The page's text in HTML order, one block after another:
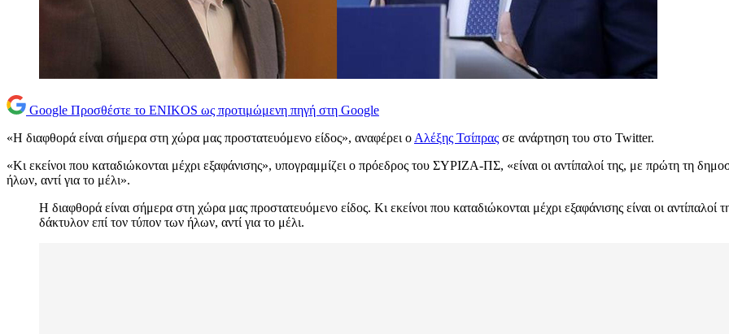
Google Προσθέστε το ENIKOS ως προτιμώμενη πηγή στη Google
«Η διαφθορά είναι σήμερα στη χώρα μας προστατευόμενο είδος», αναφέρει ο Αλέξης Τσίπρας σε ανάρτηση του στο Twitter.
«Κι εκείνοι που καταδιώκονται μέχρι εξαφάνισης», υπογραμμίζει ο πρόεδρος του ΣΥΡΙΖΑ-ΠΣ, «είναι οι αντίπαλοί της, με πρώτη τη
ήλων, αντί για το μέλι».
Η διαφθορά είναι σήμερα στη χώρα μας προστατευόμενο είδος. Κι εκείνοι που καταδιώκονται μέχρι εξαφάνισης είναι οι αντίπαλοί
δάκτυλον επί τον τύπον των ήλων, αντί για το μέλι.